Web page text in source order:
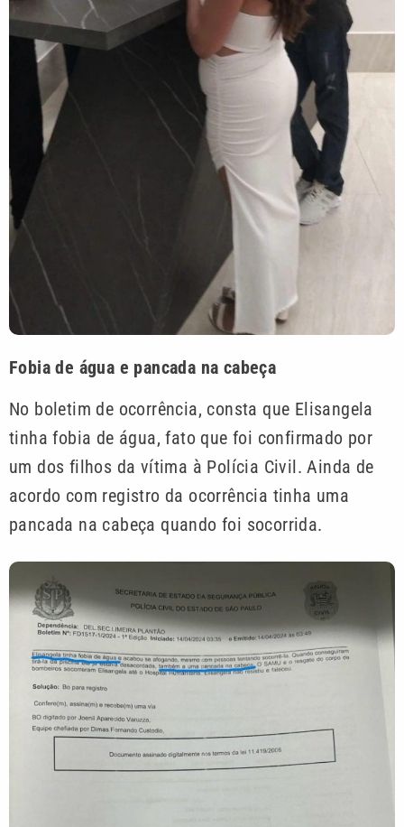
Fobia de água e pancada na cabeça
No boletim de ocorrência, consta que Elisangela
tinha fobia de água, fato que foi confirmado por
um dos filhos da vítima à Polícia Civil. Ainda de
acordo com registro da ocorrência tinha uma
pancada na cabeça quando foi socorrida.